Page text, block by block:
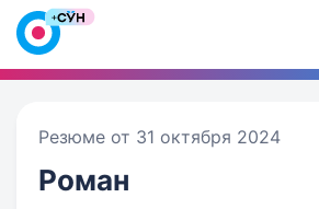
Резюме от 31 октября 2024
Роман